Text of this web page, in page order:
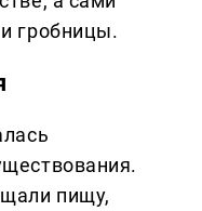
гробницы.
пищу,